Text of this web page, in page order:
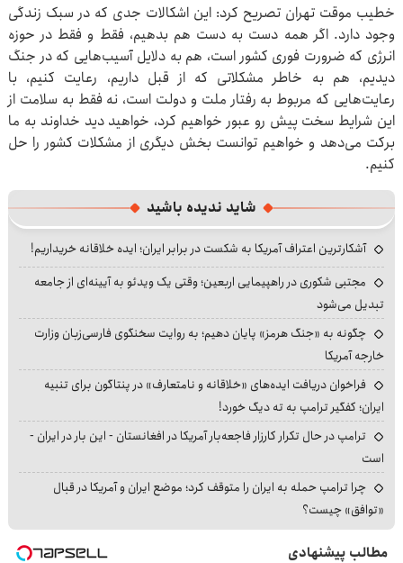
خطیب موقت تهران تصریح کرد: این اشکالات جدی که در سبک زندگی
وجود دارد. اگر همه دست به دست هم بدهیم، فقط و فقط در حوزه
انرژی که ضرورت فوری کشور است، هم به دلایل آسیب‌هایی که در جنگ
دیدیم، هم به خاطر مشکلاتی که از قبل داریم، رعایت کنیم، با
رعایت‌هایی که مربوط به رفتار ملت و دولت است، نه فقط به سلامت از
این شرایط سخت پیش رو عبور خواهیم کرد، خواهید دید خداوند به ما
برکت می‌دهد و خواهیم توانست بخش دیگری از مشکلات کشور را حل
کنیم.
شاید ندیده باشید
آشکارترین اعتراف آمریکا به شکست در برابر ایران؛ ایده خلاقانه خریداریم!
مجتبی شکوری در راهپیمایی اربعین؛ وقتی یک ویدئو به آیینه‌ای از جامعه
تبدیل می‌شود
چگونه به «جنگ هرمز» پایان دهیم؛ به روایت سخنگوی فارسی‌زبان وزارت
خارجه آمریکا
فراخوان دریافت ایده‌های «خلاقانه و نامتعارف» در پنتاگون برای تنبیه
ایران؛ کفگیر ترامپ به ته دیگ خورد!
ترامپ در حال تکرار کارزار فاجعه‌بار آمریکا در افغانستان - این بار در ایران -
است
چرا ترامپ حمله به ایران را متوقف کرد؛ موضع ایران و آمریکا در قبال
«توافق» چیست؟
مطالب پیشنهادی